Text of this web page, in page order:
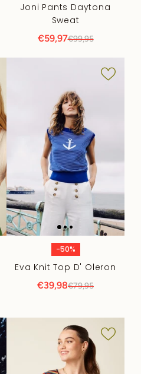
Joni Pants Daytona
Sweat
€59,97€99,95
-50%
Eva Knit Top D' Oleron
€39,98€79,95